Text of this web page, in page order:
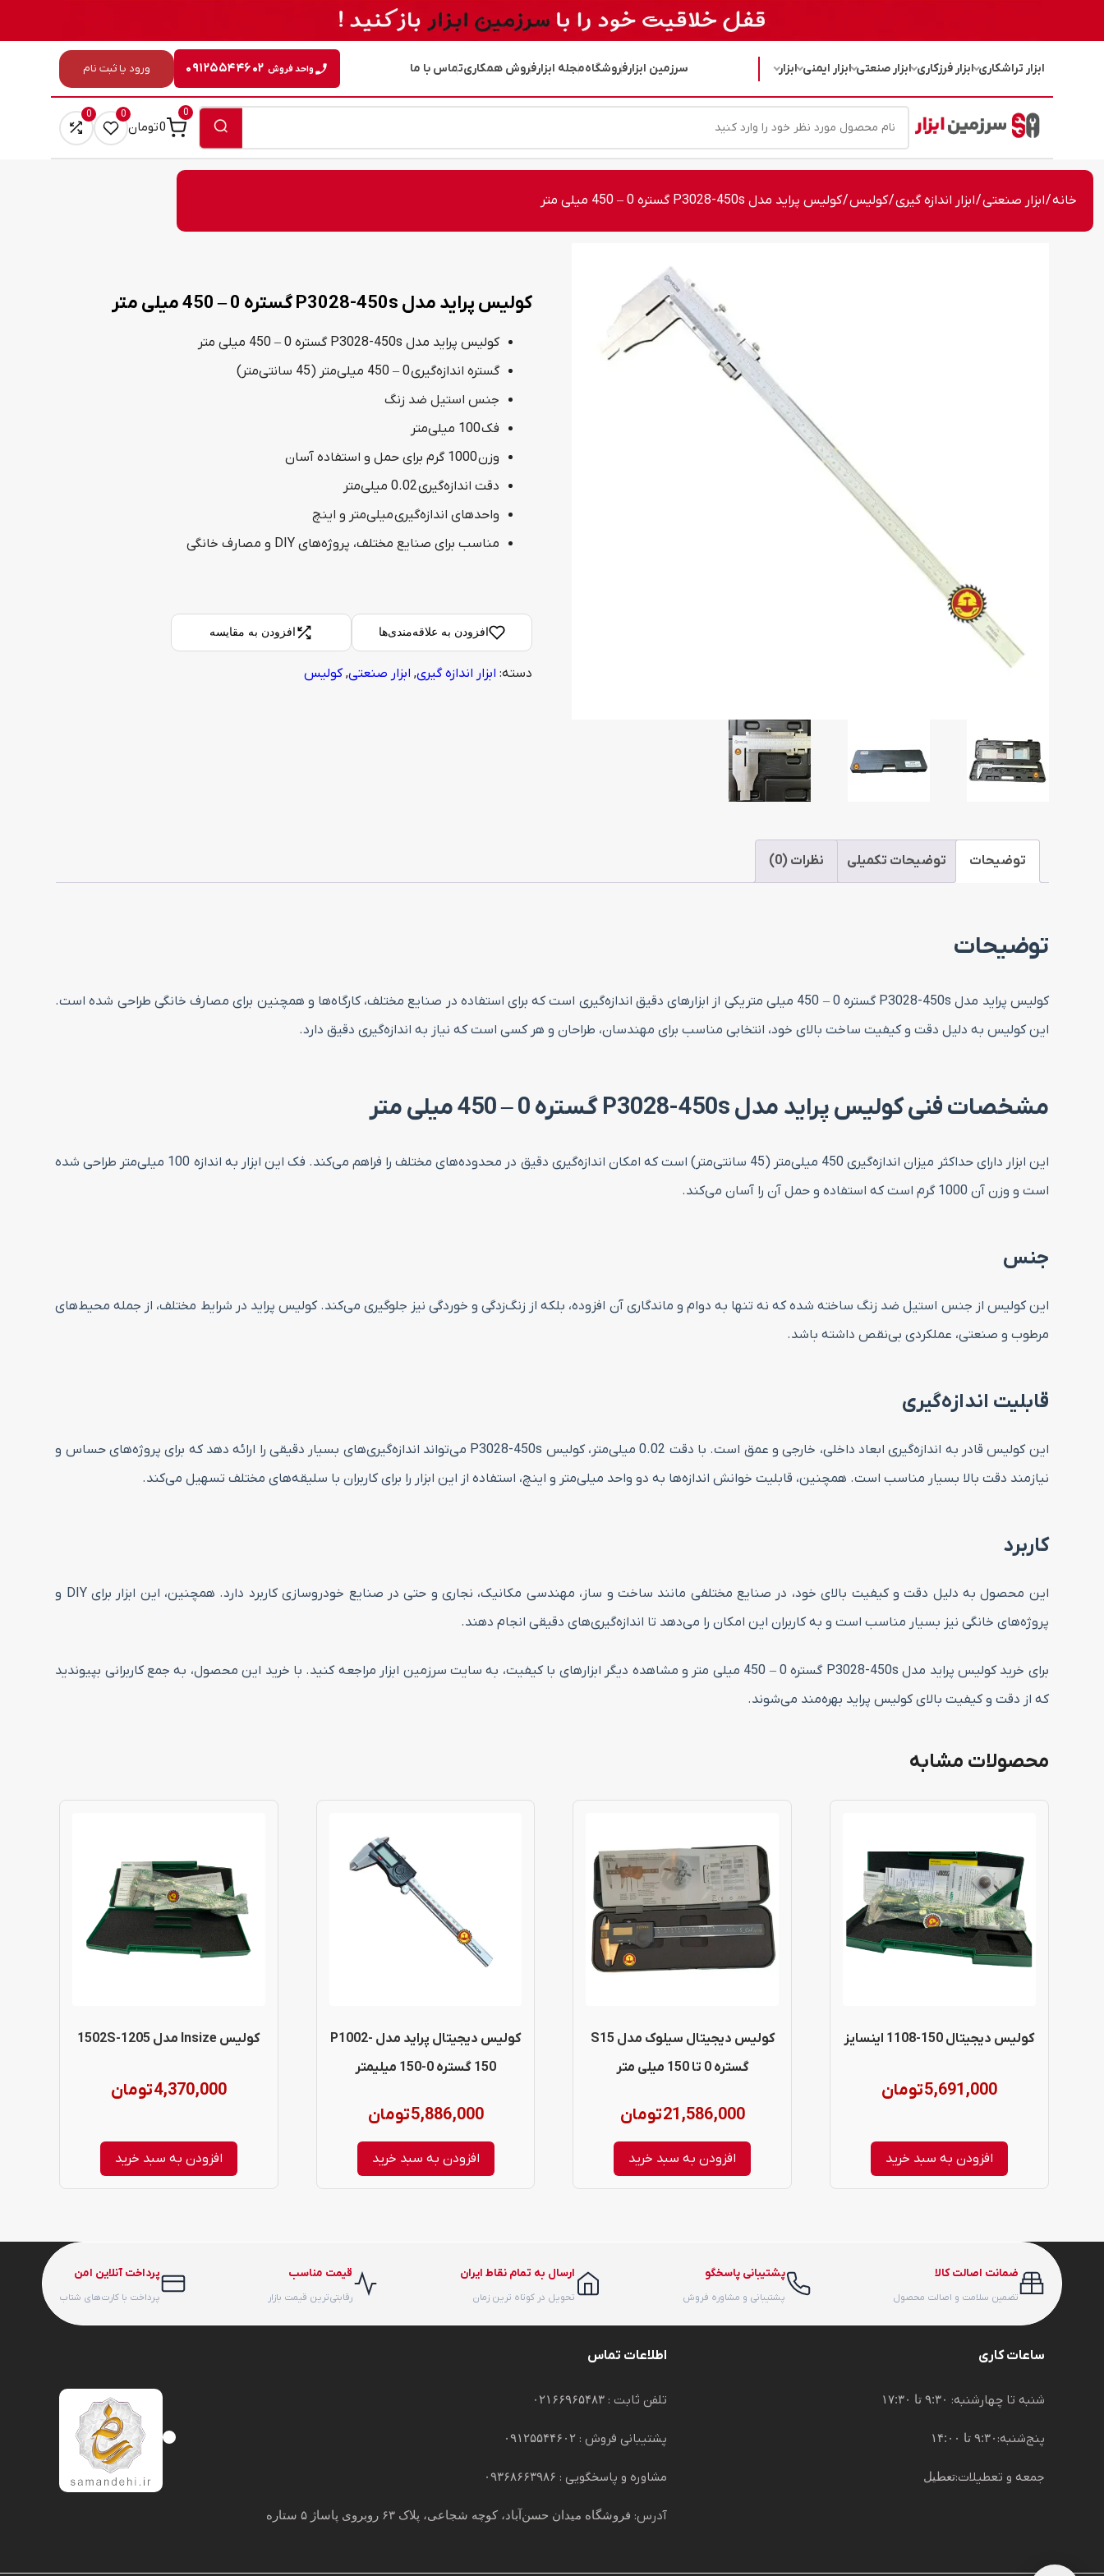
ابزار تراشکاری ابزار فرزکاری ابزار صنعتی ابزار ایمنی ابزار سرزمین ابزارفروشگاهمجله ابزارفروش همکاریتماس با ما ۰۹۱۲۵۵۴۴۶۰۲ واحد فروش ورود یا ثبت نام
0
0تومان
0
0
خانه/ابزار صنعتی/ابزار اندازه گیری/کولیس/ کولیس پراید مدل P3028-450s گستره 0 – 450 میلی متر
کولیس پراید مدل P3028-450s گستره 0 – 450 میلی متر
کولیس پراید مدل P3028-450s گستره 0 – 450 میلی متر
گستره اندازه‌گیری 0 – 450 میلی‌متر (45 سانتی‌متر)
جنس استیل ضد زنگ
فک 100 میلی‌متر
وزن 1000 گرم برای حمل و استفاده آسان
دقت اندازه‌گیری 0.02 میلی‌متر
واحدهای اندازه‌گیری میلی‌متر و اینچ
مناسب برای صنایع مختلف، پروژه‌های DIY و مصارف خانگی
افزودن به علاقه‌مندی‌ها افزودن به مقایسه
دسته: ابزار اندازه گیری, ابزار صنعتی,کولیس
توضیحات توضیحات تکمیلی نظرات (0)
توضیحات
کولیس پراید مدل P3028-450s گستره 0 – 450 میلی متر یکی از ابزارهای دقیق اندازه‌گیری است که برای استفاده در صنایع مختلف، کارگاه‌ها و همچنین برای مصارف خانگی طراحی شده است.
این کولیس به دلیل دقت و کیفیت ساخت بالای خود، انتخابی مناسب برای مهندسان، طراحان و هر کسی است که نیاز به اندازه‌گیری دقیق دارد.
مشخصات فنی کولیس پراید مدل P3028-450s گستره 0 – 450 میلی متر
این ابزار دارای حداکثر میزان اندازه‌گیری 450 میلی‌متر (45 سانتی‌متر) است که امکان اندازه‌گیری دقیق در محدوده‌های مختلف را فراهم می‌کند. فک این ابزار به اندازه 100 میلی‌متر طراحی شده
است و وزن آن 1000 گرم است که استفاده و حمل آن را آسان می‌کند.
جنس
این کولیس از جنس استیل ضد زنگ ساخته شده که نه تنها به دوام و ماندگاری آن افزوده، بلکه از زنگ‌زدگی و خوردگی نیز جلوگیری می‌کند. کولیس پراید در شرایط مختلف، از جمله محیط‌های
مرطوب و صنعتی، عملکردی بی‌نقص داشته باشد.
قابلیت‌ اندازه‌گیری
این کولیس قادر به اندازه‌گیری ابعاد داخلی، خارجی و عمق است. با دقت 0.02 میلی‌متر، کولیس P3028-450s می‌تواند اندازه‌گیری‌های بسیار دقیقی را ارائه دهد که برای پروژه‌های حساس و
نیازمند دقت بالا بسیار مناسب است. همچنین، قابلیت خوانش اندازه‌ها به دو واحد میلی‌متر و اینچ، استفاده از این ابزار را برای کاربران با سلیقه‌های مختلف تسهیل می‌کند.
کاربرد
این محصول به دلیل دقت و کیفیت بالای خود، در صنایع مختلفی مانند ساخت و ساز، مهندسی مکانیک، نجاری و حتی در صنایع خودروسازی کاربرد دارد. همچنین، این ابزار برای DIY و
پروژه‌های خانگی نیز بسیار مناسب است و به کاربران این امکان را می‌دهد تا اندازه‌گیری‌های دقیقی انجام دهند.
برای خرید کولیس پراید مدل P3028-450s گستره 0 – 450 میلی متر و مشاهده دیگر ابزارهای با کیفیت، به سایت سرزمین ابزار مراجعه کنید. با خرید این محصول، به جمع کاربرانی بپیوندید
که از دقت و کیفیت بالای کولیس پراید بهره‌مند می‌شوند.
محصولات مشابه
کولیس دیجیتال 150-1108 اینسایز
5,691,000تومان
افزودن به سبد خرید
کولیس دیجیتال سیلوک مدل S15
گستره 0 تا 150 میلی متر
21,586,000تومان
افزودن به سبد خرید
کولیس دیجیتال پراید مدل P1002-
150 گستره 0-150 میلیمتر
5,886,000تومان
افزودن به سبد خرید
کولیس Insize مدل 1502S-1205
4,370,000تومان
افزودن به سبد خرید
ضمانت اصالت کالا
تضمین سلامت و اصالت محصول
پشتیبانی پاسخگو
پشتیبانی و مشاوره فروش
ارسال به تمام نقاط ایران
تحویل در کوتاه ترین زمان
قیمت مناسب
رقابتی‌ترین قیمت بازار
پرداخت آنلاین امن
پرداخت با کارت‌های شتاب
ساعات کاری
شنبه تا چهارشنبه: ۹:۳۰ تا ۱۷:۳۰
پنج‌شنبه: ۹:۳۰ تا ۱۴:۰۰
جمعه و تعطیلات:تعطیل
اطلاعات تماس
تلفن ثابت : ۰۲۱۶۶۹۶۵۴۸۳
پشتیبانی فروش : ۰۹۱۲۵۵۴۴۶۰۲
مشاوره و پاسخگویی : ۰۹۳۶۸۶۶۳۹۸۶
آدرس: فروشگاه میدان حسن‌آباد، کوچه شجاعی، پلاک ۶۳ روبروی پاساژ ۵ ستاره